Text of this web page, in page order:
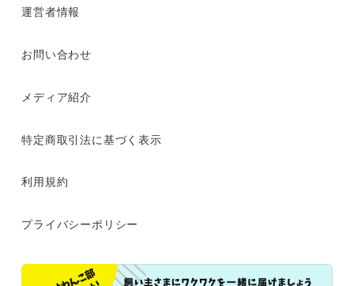
運営者情報
お問い合わせ
メディア紹介
特定商取引法に基づく表示
利用規約
プライバシーポリシー